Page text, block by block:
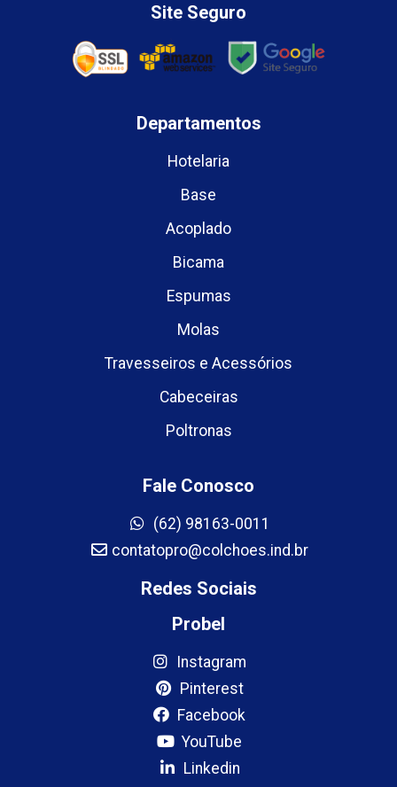
Site Seguro
Departamentos
Hotelaria
Base
Acoplado
Bicama
Espumas
Molas
Travesseiros e Acessórios
Cabeceiras
Poltronas
Fale Conosco
(62) 98163-0011
contatopro@colchoes.ind.br
Redes Sociais
Probel
Instagram
Pinterest
Facebook
YouTube
Linkedin